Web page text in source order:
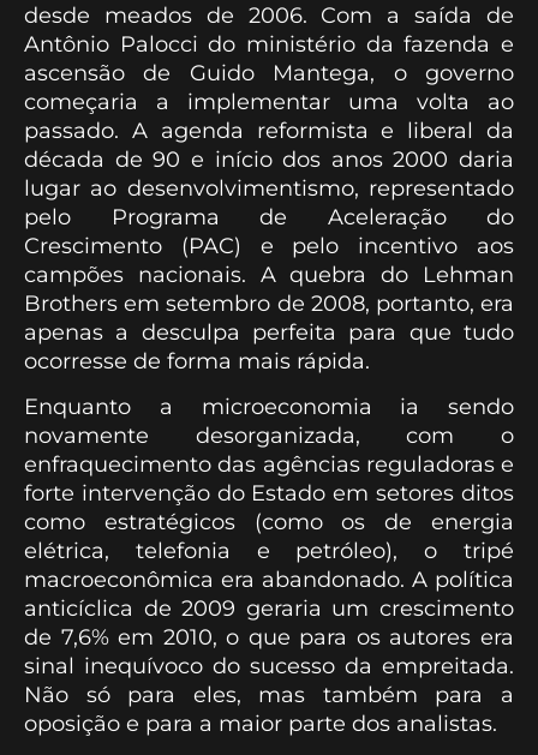
desde meados de 2006. Com a saída de
Antônio Palocci do ministério da fazenda e
ascensão de Guido Mantega, o governo
começaria a implementar uma volta ao
passado. A agenda reformista e liberal da
década de 90 e início dos anos 2000 daria
lugar ao desenvolvimentismo, representado
pelo Programa de Aceleração do
Crescimento (PAC) e pelo incentivo aos
campões nacionais. A quebra do Lehman
Brothers em setembro de 2008, portanto, era
apenas a desculpa perfeita para que tudo
ocorresse de forma mais rápida.
Enquanto a microeconomia ia sendo
novamente desorganizada, com o
enfraquecimento das agências reguladoras e
forte intervenção do Estado em setores ditos
como estratégicos (como os de energia
elétrica, telefonia e petróleo), o tripé
macroeconômica era abandonado. A política
anticíclica de 2009 geraria um crescimento
de 7,6% em 2010, o que para os autores era
sinal inequívoco do sucesso da empreitada.
Não só para eles, mas também para a
oposição e para a maior parte dos analistas.